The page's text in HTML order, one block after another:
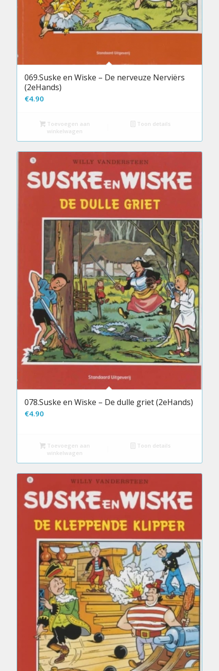
069.Suske en Wiske – De nerveuze Nerviërs
(2eHands)
€4.90
Toevoegen aan
winkelwagen
Toon details
078.Suske en Wiske – De dulle griet (2eHands)
€4.90
Toevoegen aan
winkelwagen
Toon details